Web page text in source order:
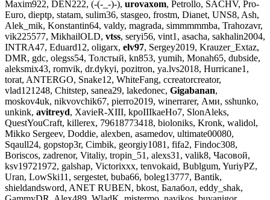
Maxim922, DEN222, (-(-_-)-), urovaxom, Petrollo, SACHV, Pro-
Euro, dieptp, statam, sulim36, stasgeo, frostm, Dianet, UNS8, Ash,
Alek_mik, Konstantin64, valdy, magrada, simmmmmba, Trahozavr,
vik225577, MikhailOLD, vtss, seryi56, vint1, asacha, sakhalin2004,
INTRA47, Eduard12, oligarx, elv97, Sergey2019, Krauzer_Extaz,
DMR, gdc, olegss54, Толстый, kn853, yumih, Monah65, dubside,
aleksmix43, romvik, dr.dykyi, pozitron, ya.lvs2018, Hurricane1,
torat, ANTERGO, Snake12, WhiteFang, ccreatorcreator,
vlad121248, Chitstep, sanea29, lakedonec, Gigabanan,
moskov4uk, nikvovchik67, pierro2019, winerrarer, Ами, sshunko,
unkink, avitreyd, XavieR-XIII, kpoIIIkaeHo7, SlonAleks,
QuestYouCraft, killerex, 79618773418, bioloniks, Kronk, walidol,
Mikko Sergeev, Doddie, alexben, asamedov, ultimate00080,
Sqaull24, gopstop3r, Cimbik, georgiy1081, fifa2, Findoc308,
Boriscos, zadrenor, Vitaliy, tropin_51, alexs31, valik8, Часовой,
ksv19721972, galshap, Victorixxx, tenvokaid, Bublgum, YuriyPZ,
Uran, LowSki11, sergestet, buba66, boleg13777, Bantik,
shieldandsword, ANET RUBEN, bkost, Балабол, eddy_shak,